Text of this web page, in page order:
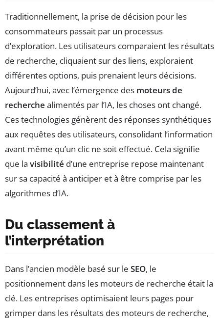
Traditionnellement, la prise de décision pour les
consommateurs passait par un processus
d’exploration. Les utilisateurs comparaient les résultats
de recherche, cliquaient sur des liens, exploraient
différentes options, puis prenaient leurs décisions.
Aujourd’hui, avec l’émergence des moteurs de
recherche alimentés par l’IA, les choses ont changé.
Ces technologies génèrent des réponses synthétiques
aux requêtes des utilisateurs, consolidant l’information
avant même qu’un clic ne soit effectué. Cela signifie
que la visibilité d’une entreprise repose maintenant
sur sa capacité à anticiper et à être comprise par les
algorithmes d’IA.
Du classement à
l’interprétation
Dans l’ancien modèle basé sur le SEO, le
positionnement dans les moteurs de recherche était la
clé. Les entreprises optimisaient leurs pages pour
grimper dans les résultats des moteurs de recherche,